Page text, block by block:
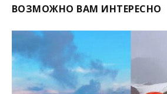
ВОЗМОЖНО ВАМ ИНТЕРЕСНО